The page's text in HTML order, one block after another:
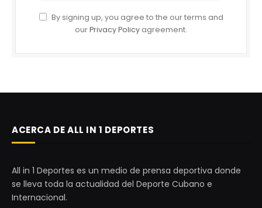
By signing up, you agree to the our terms and
ourPrivacy Policy agreement.
ACERCA DE ALL IN 1 DEPORTES
All in 1 Deportes es un medio de prensa deportiva donde
se lleva toda la actualidad del Deporte Cubano e
Internacional.